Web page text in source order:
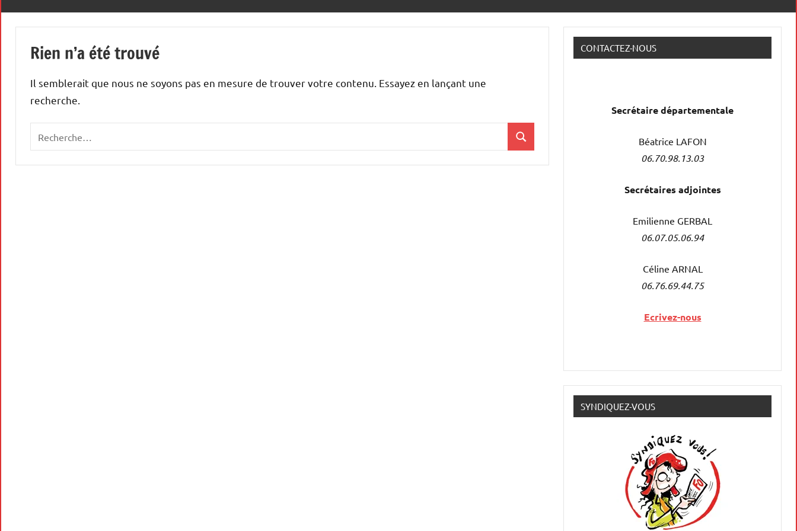
48
droits,
qui
permet
défendre
tous
Rien n’a été trouvé
Il semblerait que nous ne soyons pas en mesure de trouver votre contenu. Essayez en lançant une
recherche.
CONTACTEZ-NOUS
Secrétairedépartementale
Béatrice LAFON
06.70.98.13.03
Secrétaires adjointes
Emilienne GERBAL
06.07.05.06.94
Céline ARNAL
06.76.69.44.75
Ecrivez-nous
SYNDIQUEZ-VOUS